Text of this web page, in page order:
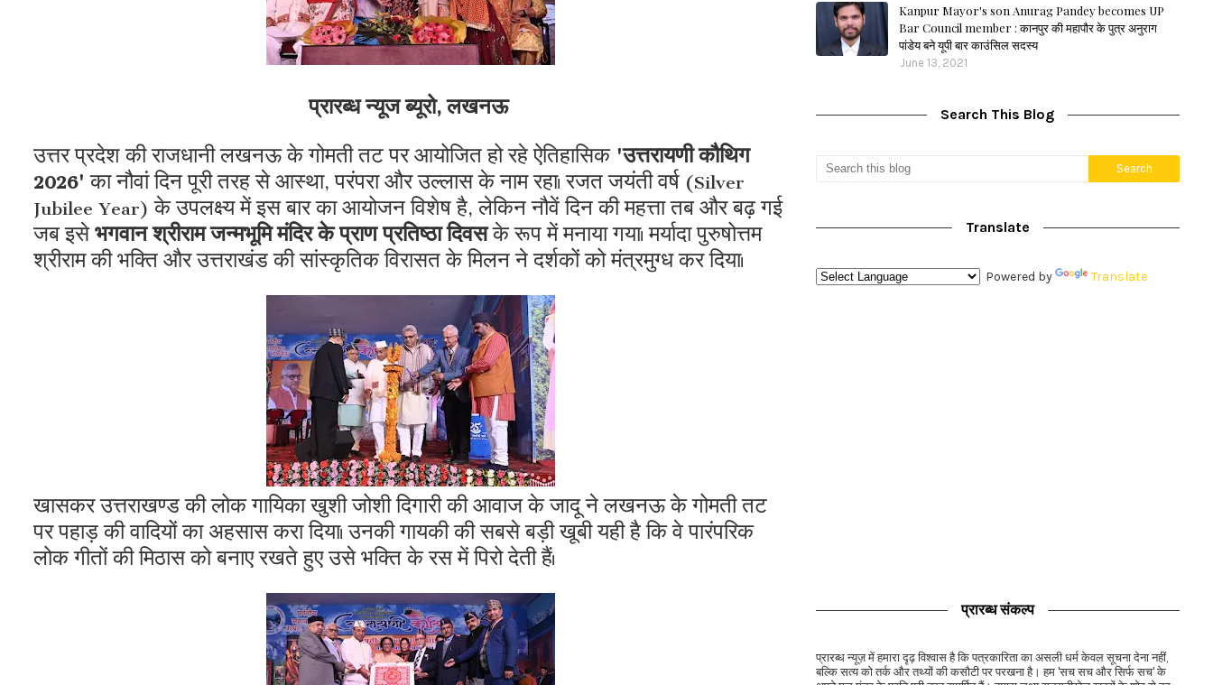
प्रारब्ध न्यूज ब्यूरो, लखनऊ
उत्तर प्रदेश की राजधानी लखनऊ के गोमती तट पर आयोजित हो रहे ऐतिहासिक'उत्तरायणी कौथिग
2026'का नौवां दिन पूरी तरह से आस्था, परंपरा और उल्लास के नाम रहा। रजत जयंती वर्ष (Silver
Jubilee Year) के उपलक्ष्य में इस बार का आयोजन विशेष है, लेकिन नौवें दिन की महत्ता तब और बढ़ गई
जब इसेभगवान श्रीराम जन्मभूमि मंदिर के प्राण प्रतिष्ठा दिवसके रूप में मनाया गया। मर्यादा पुरुषोत्तम
श्रीराम की भक्ति और उत्तराखंड की सांस्कृतिक विरासत के मिलन ने दर्शकों को मंत्रमुग्ध कर दिया।
खासकर उत्तराखण्ड की लोक गायिका खुशी जोशी दिगारी की आवाज के जादू ने लखनऊ के गोमती तट
पर पहाड़ की वादियों का अहसास करा दिया। उनकी गायकी की सबसे बड़ी खूबी यही है कि वे पारंपरिक
लोक गीतों की मिठास को बनाए रखते हुए उसे भक्ति के रस में पिरो देती हैं।
Kanpur Mayor's son Anurag Pandey becomes UP
Bar Council member : कानपुर की महापौर के पुत्र अनुराग
पांडेय बने यूपी बार काउंसिल सदस्य
June 13, 2021
Search This Blog
Translate
Powered by Translate
प्रारब्ध संकल्प
प्रारब्ध न्यूज़ में हमारा दृढ़ विश्वास है कि पत्रकारिता का असली धर्म केवल सूचना देना नहीं,
बल्कि सत्य को तर्क और तथ्यों की कसौटी पर परखना है। हम 'सच सच और सिर्फ सच' के